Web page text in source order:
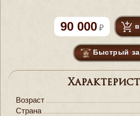
90 000
Быстрый
Возраст
Страна